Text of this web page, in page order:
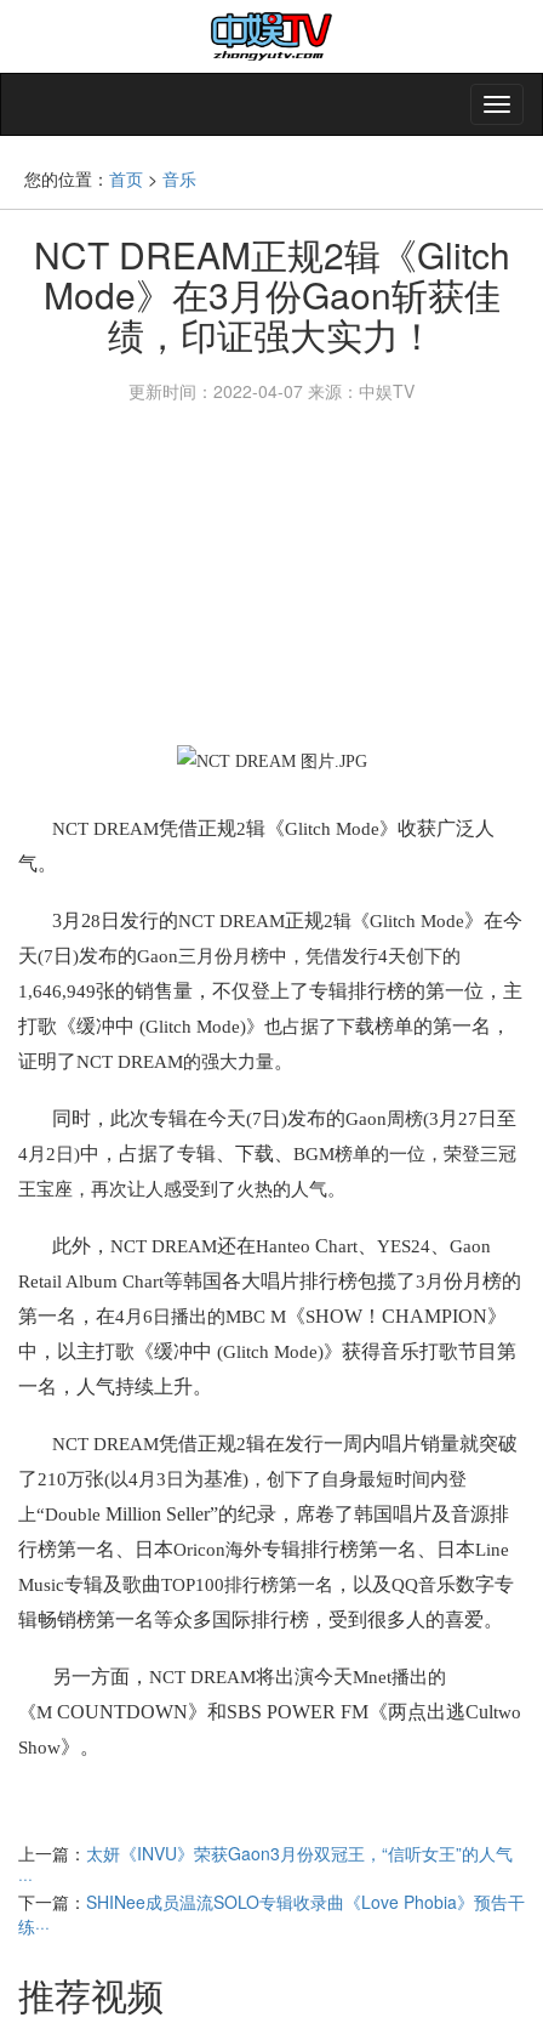
您的位置： 首页 > 音乐
NCT DREAM正规2辑《Glitch
Mode》在3月份Gaon斩获佳
绩，印证强大实力！
更新时间：2022-04-07 来源：中娱TV
NCT DREAM凭借正规2辑《Glitch Mode》 收获广泛人
气。
3月28 日发行的NCT DREAM正规2辑《Glitch Mode》在今
天(7 日 )发布的Gaon三月份月榜中，凭借发行4天创下的
1,646,949张的销售量，不仅登上了专辑排行榜的第一位，主
打歌《缓冲中 (Glitch Mode)》也占据了下载榜单的第一名，
证明了NCT DREAM的强大力量。
同时，此次专辑在今天(7 日 )发布的Gaon周榜(3 月 27 日至
4月2日)中，占据了专辑、下载、 BGM榜单的一位，荣登三冠
王宝座，再次让人感受到了火热的人气。
此外， NCT DREAM还在Hanteo Chart YES24
Gaon
Retail Album Chart等韩国各大唱片排行榜包揽了3月 份月榜的
第一名，在4月6日播出的MBC M 《SHOW！CHAMPION》
中，以主打歌《缓冲中 (Glitch Mode)》 获得音乐打歌节目第
一名，人气持续上升。
NCT DREAM凭借正规2辑在发行一周内唱片销量就突破
了210万张(以4月3日 为基准)，创下了自身最短时间内登
上“Double Million Seller”的纪录，席卷了韩国唱片及音源排
行榜第一名、日本Oricon海外专辑排行榜第一名、日本Line
Music专辑及歌曲TOP100排行榜第一名 ，以及QQ音乐数字专
辑畅销榜第一名等众多国际排行榜，受到很多人的喜爱。
另一方面， NCT DREAM将出演今天Mnet播出的
《M COUNTDOWN》和SBS POWER FM《两点出逃Cultwo
Show》。
上一篇： 太妍《INVU》荣获Gaon3月份双冠王，“信听女王”的人气
···
下一篇： SHINee成员温流SOLO专辑收录曲《Love Phobia》预告干
练···
推荐视频